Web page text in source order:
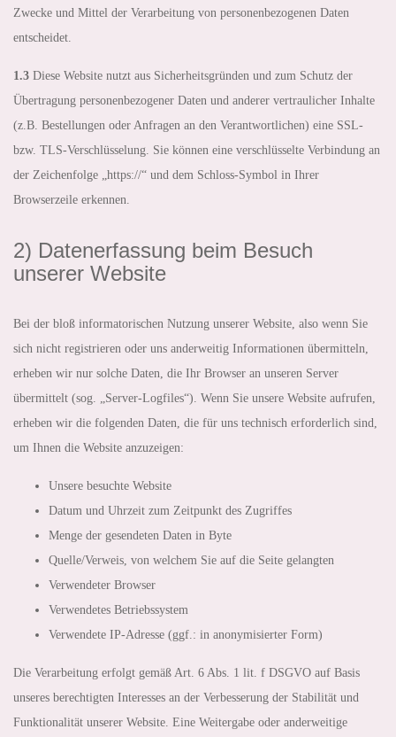
Zwecke und Mittel der Verarbeitung von personenbezogenen Daten
entscheidet.
1.3 Diese Website nutzt aus Sicherheitsgründen und zum Schutz der
Übertragung personenbezogener Daten und anderer vertraulicher Inhalte
(z.B. Bestellungen oder Anfragen an den Verantwortlichen) eine SSL-
bzw. TLS-Verschlüsselung. Sie können eine verschlüsselte Verbindung an
der Zeichenfolge „https://“ und dem Schloss-Symbol in Ihrer
Browserzeile erkennen.
2) Datenerfassung beim Besuch
unserer Website
Bei der bloß informatorischen Nutzung unserer Website, also wenn Sie
sich nicht registrieren oder uns anderweitig Informationen übermitteln,
erheben wir nur solche Daten, die Ihr Browser an unseren Server
übermittelt (sog. „Server-Logfiles“). Wenn Sie unsere Website aufrufen,
erheben wir die folgenden Daten, die für uns technisch erforderlich sind,
um Ihnen die Website anzuzeigen:
Unsere besuchte Website
Datum und Uhrzeit zum Zeitpunkt des Zugriffes
Menge der gesendeten Daten in Byte
Quelle/Verweis, von welchem Sie auf die Seite gelangten
Verwendeter Browser
Verwendetes Betriebssystem
Verwendete IP-Adresse (ggf.: in anonymisierter Form)
Die Verarbeitung erfolgt gemäß Art. 6 Abs. 1 lit. f DSGVO auf Basis
unseres berechtigten Interesses an der Verbesserung der Stabilität und
Funktionalität unserer Website. Eine Weitergabe oder anderweitige